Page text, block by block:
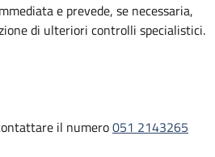
e prevede, se necessaria,
di ulteriori controlli specialistici.
il numero051 2143265